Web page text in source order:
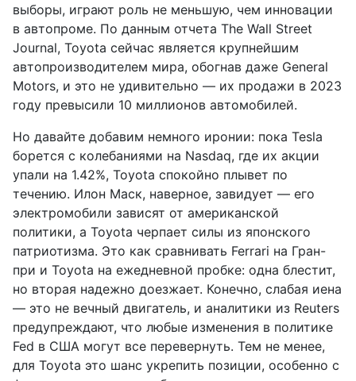
выборы, играют роль не меньшую, чем инновации
в автопроме. По данным отчета The Wall Street
Journal, Toyota сейчас является крупнейшим
автопроизводителем мира, обогнав даже General
Motors, и это не удивительно — их продажи в 2023
году превысили 10 миллионов автомобилей.
Но давайте добавим немного иронии: пока Tesla
борется с колебаниями на Nasdaq, где их акции
упали на 1.42%, Toyota спокойно плывет по
течению. Илон Маск, наверное, завидует — его
электромобили зависят от американской
политики, а Toyota черпает силы из японского
патриотизма. Это как сравнивать Ferrari на Гран-
при и Toyota на ежедневной пробке: одна блестит,
но вторая надежно доезжает. Конечно, слабая иена
— это не вечный двигатель, и аналитики из Reuters
предупреждают, что любые изменения в политике
Fed в США могут все перевернуть. Тем не менее,
для Toyota это шанс укрепить позиции, особенно с